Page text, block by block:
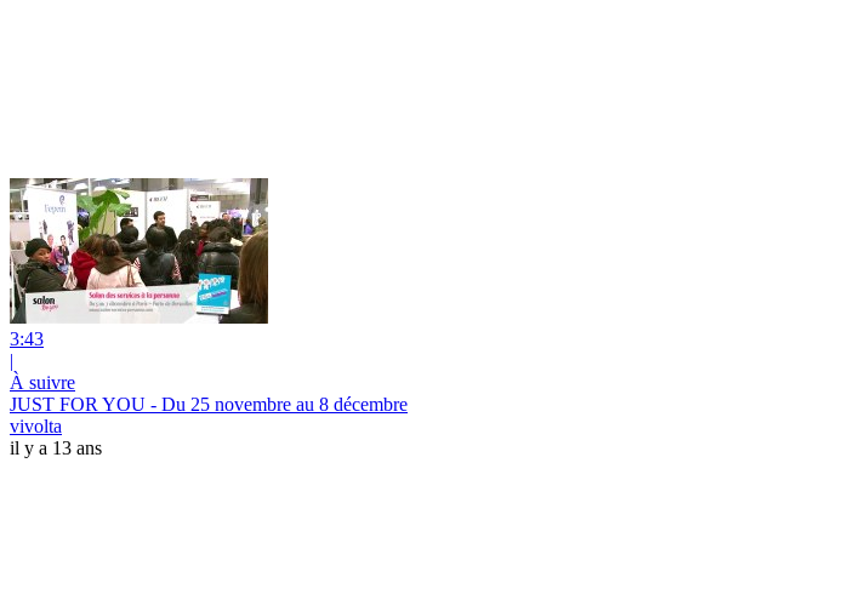
3:43
|
À suivre
JUST FOR YOU - Du 25 novembre au 8 décembre
vivolta
il y a 13 ans